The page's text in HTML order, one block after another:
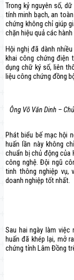
Trong kỷ nguyên số,
tính minh bạch, an
chứng không chỉ giúp
chặn hiệu quả các
Hội nghị đã dành
khai công chứng điện
dụng chữ ký số, liên
liệu công chứng đồng
Ông Võ Văn Dinh –
Phát biểu bế mạc hội
huấn lần này không
chuẩn bị chủ động
công nghệ. Đội ngũ
tinh thông nghiệp vụ,
doanh nghiệp tốt nhất.
Sau hai ngày làm việc
huấn đã khép lại, mở
chứng tỉnh Lâm Đồng